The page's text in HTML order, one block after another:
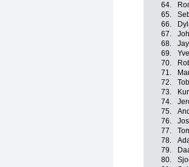
64.
65.
66.
67.
68.
69.
70.
71.
72.
73.
74.
75.
76.
77.
78.
79.
80.